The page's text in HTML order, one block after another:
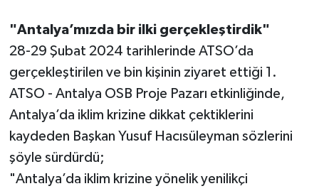
"Antalya’mızda bir ilki gerçekleştirdik"
28-29 Şubat 2024 tarihlerinde ATSO’da
gerçekleştirilen ve bin kişinin ziyaret ettiği 1.
ATSO - Antalya OSB Proje Pazarı etkinliğinde,
Antalya’da iklim krizine dikkat çektiklerini
kaydeden Başkan Yusuf Hacısüleyman sözlerini
şöyle sürdürdü;
"Antalya’da iklim krizine yönelik yenilikçi